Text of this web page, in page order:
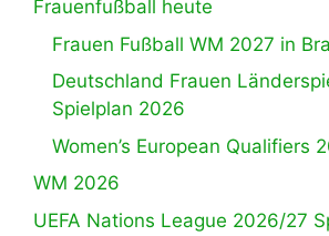
Frauenfußball heute
Frauen Fußball WM 2027 in
Deutschland Frauen
Spielplan 2026
Women’s European Qualifiers
WM 2026
UEFA Nations League 2026/27